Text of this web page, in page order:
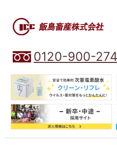
0120-900-274